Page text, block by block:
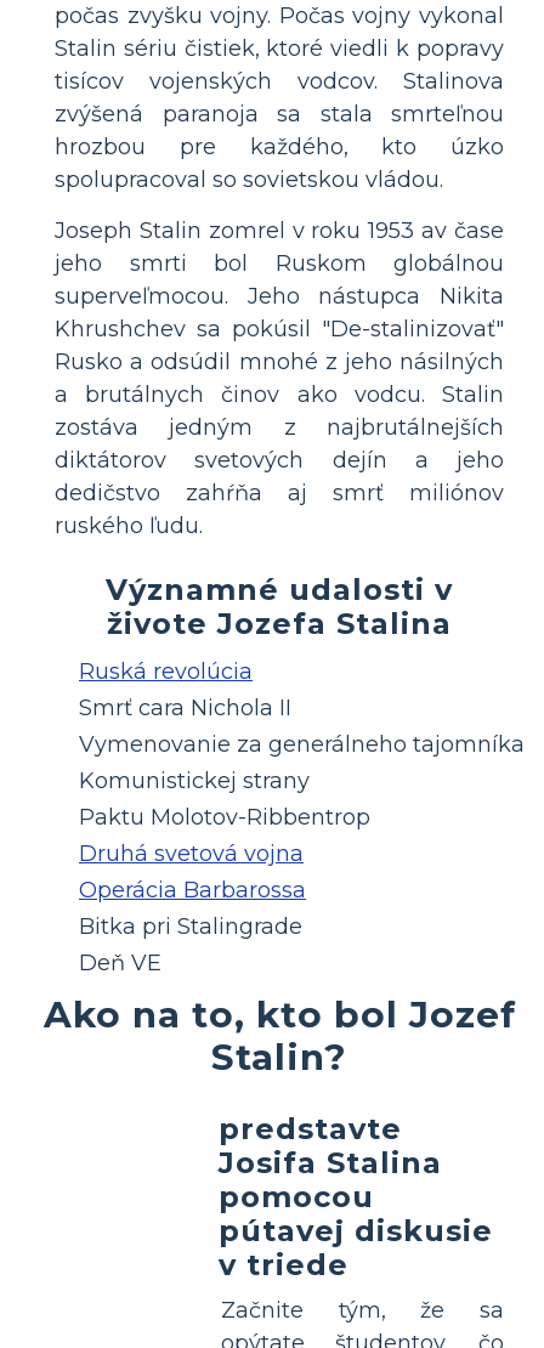
počas zvyšku vojny. Počas vojny vykonal
Stalin sériu čistiek, ktoré viedli k popravy
tisícov vojenských vodcov. Stalinova
zvýšená paranoja sa stala smrteľnou
hrozbou pre každého, kto úzko
spolupracoval so sovietskou vládou.
Joseph Stalin zomrel v roku 1953 av čase
jeho smrti bol Ruskom globálnou
superveľmocou. Jeho nástupca Nikita
Khrushchev sa pokúsil "De-stalinizovať"
Rusko a odsúdil mnohé z jeho násilných
a brutálnych činov ako vodcu. Stalin
zostáva jedným z najbrutálnejších
diktátorov svetových dejín a jeho
dedičstvo zahŕňa aj smrť miliónov
ruského ľudu.
Významné udalosti v
živote Jozefa Stalina
Ruská revolúcia
Smrť cara Nichola II
Vymenovanie za generálneho tajomníka
Komunistickej strany
Paktu Molotov-Ribbentrop
Druhá svetová vojna
Operácia Barbarossa
Bitka pri Stalingrade
Deň VE
Ako na to, kto bol Jozef
Stalin?
predstavte
Josifa Stalina
pomocou
pútavej diskusie
v triede
Začnite tým, že sa